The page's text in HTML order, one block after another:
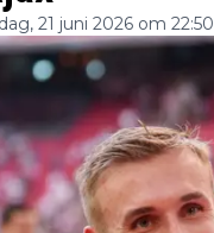
21 juni 2026 om 22:50